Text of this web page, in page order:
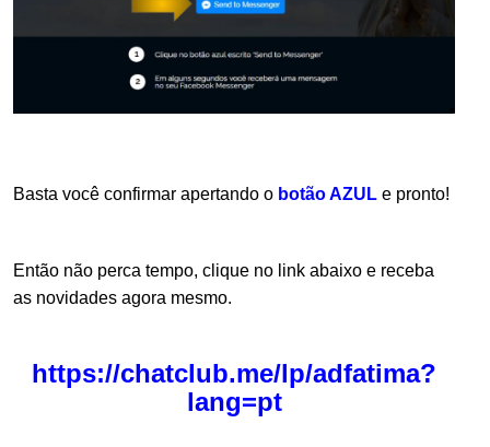
Basta você confirmar apertando o botão AZUL e pronto!
Então não perca tempo, clique no link abaixo e receba
as novidades agora mesmo.
https://chatclub.me/lp/adfatima?
lang=pt